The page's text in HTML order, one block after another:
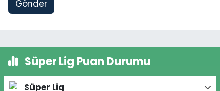
Gönder
Süper Lig Puan Durumu
Süper Lig